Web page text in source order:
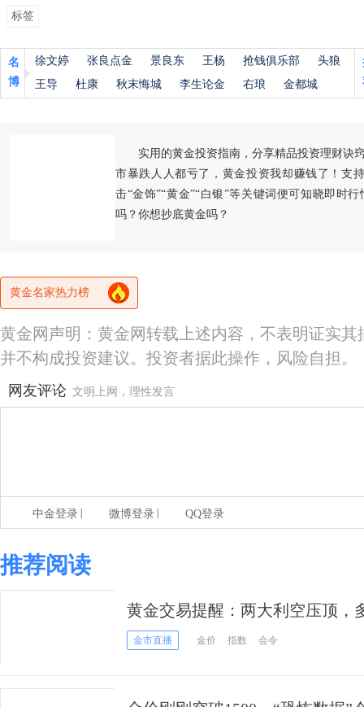
标签
名
博
徐文婷 张良点金 景良东 王杨 抢钱俱乐部
头狼
王导
杜康 秋末悔城 李生论金 右琅 金都城
实用的黄金投资指南，分享精品投资理财诀
市暴跌人人都亏了，黄金投资我却赚钱了！支
击“金饰”“黄金”“白银”等关键词便可知晓即时
吗？你想抄底黄金吗？
黄金名家热力榜
黄金网声明：黄金网转载上述内容，不表明证实
并不构成投资建议。投资者据此操作，风险自担。
网友评论 文明上网，理性发言
中金登录 微博登录 QQ登录
推荐阅读
黄金交易提醒：两大利空压顶，
数据成“救命稻草”
金市直播 金价 指数 会令